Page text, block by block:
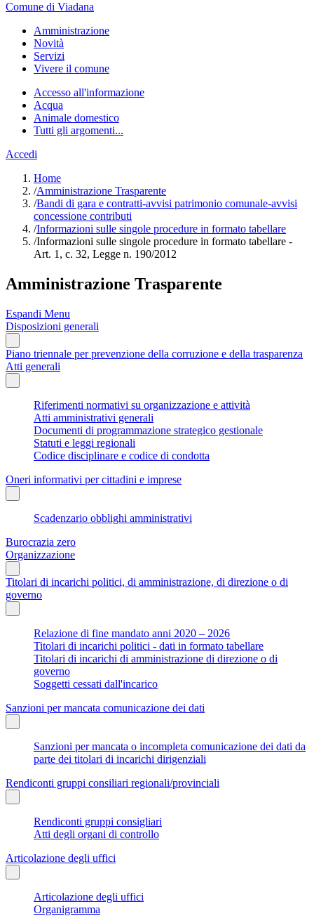
Comune di Viadana
Amministrazione
Novità
Servizi
Vivere il comune
Accesso all'informazione
Acqua
Animale domestico
Tutti gli argomenti...
Accedi
Home
/Amministrazione Trasparente
/Bandi di gara e contratti-avvisi patrimonio comunale-avvisi
concessione contributi
/Informazioni sulle singole procedure in formato tabellare
/Informazioni sulle singole procedure in formato tabellare -
Art. 1, c. 32, Legge n. 190/2012
Amministrazione Trasparente
Espandi Menu
Disposizioni generali
Piano triennale per prevenzione della corruzione e della trasparenza
Atti generali
Riferimenti normativi su organizzazione e attività
Atti amministrativi generali
Documenti di programmazione strategico gestionale
Statuti e leggi regionali
Codice disciplinare e codice di condotta
Oneri informativi per cittadini e imprese
Scadenzario obblighi amministrativi
Burocrazia zero
Organizzazione
Titolari di incarichi politici, di amministrazione, di direzione o di
governo
Relazione di fine mandato anni 2020 – 2026
Titolari di incarichi politici - dati in formato tabellare
Titolari di incarichi di amministrazione di direzione o di
governo
Soggetti cessati dall'incarico
Sanzioni per mancata comunicazione dei dati
Sanzioni per mancata o incompleta comunicazione dei dati da
parte dei titolari di incarichi dirigenziali
Rendiconti gruppi consiliari regionali/provinciali
Rendiconti gruppi consigliari
Atti degli organi di controllo
Articolazione degli uffici
Articolazione degli uffici
Organigramma